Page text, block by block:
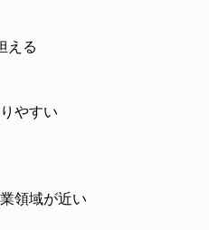
える
やすい
領域が近い